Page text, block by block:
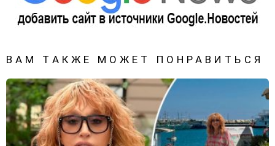
ВАМ ТАКЖЕ МОЖЕТ ПОНРАВИТЬСЯ